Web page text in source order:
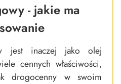
- jakie ma
jest inaczej jako olej
cennych właściwości,
drogocenny w swoim